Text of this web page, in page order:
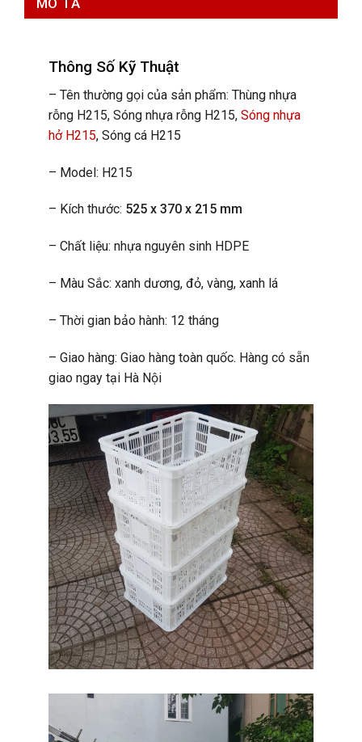
MÔ TẢ
Thông Số Kỹ Thuật
– Tên thường gọi của sản phẩm: Thùng nhựa
rỗng H215, Sóng nhựa rỗng H215, Sóng nhựa
hở H215, Sóng cá H215
– Model: H215
– Kích thước: 525 x 370 x 215 mm
– Chất liệu: nhựa nguyên sinh HDPE
– Màu Sắc: xanh dương, đỏ, vàng, xanh lá
– Thời gian bảo hành: 12 tháng
– Giao hàng: Giao hàng toàn quốc. Hàng có sẵn
giao ngay tại Hà Nội